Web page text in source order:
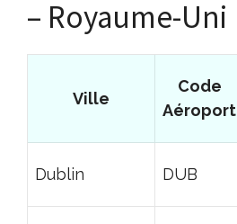
– Royaume-Uni
Ville
Code
Aéroport
Dublin DUB